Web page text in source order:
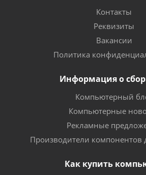
Контакты
Реквизиты
Вакансии
Политика
Информация о
Компьютерный
Компьютерные
Рекламные
Производители компонентов
Как купить